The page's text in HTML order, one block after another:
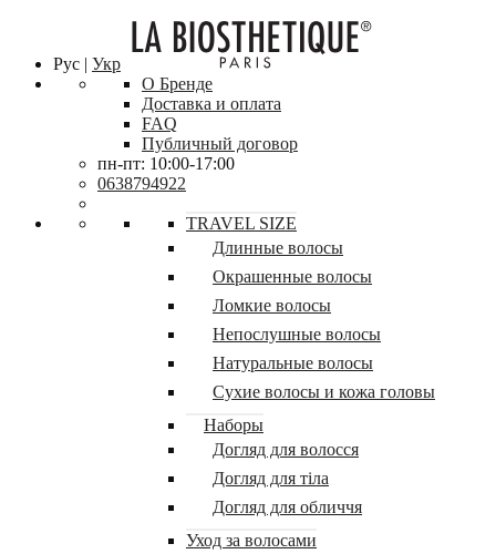
Рус | Укр
О Бренде
Доставка и оплата
FAQ
Публичный договор
пн-пт: 10:00-17:00
0638794922
TRAVEL SIZE
Длинные волосы
Окрашенные волосы
Ломкие волосы
Непослушные волосы
Натуральные волосы
Сухие волосы и кожа головы
Наборы
Догляд для волосся
Догляд для тіла
Догляд для обличчя
Уход за волосами